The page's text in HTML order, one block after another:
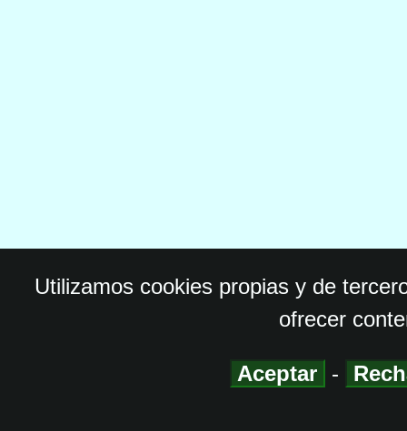
Utilizamos cookies propias y de
ofrecer
Aceptar -